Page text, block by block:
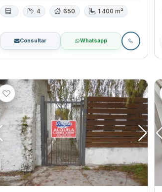
4 650 1.400 m²
Consultar Whatsapp